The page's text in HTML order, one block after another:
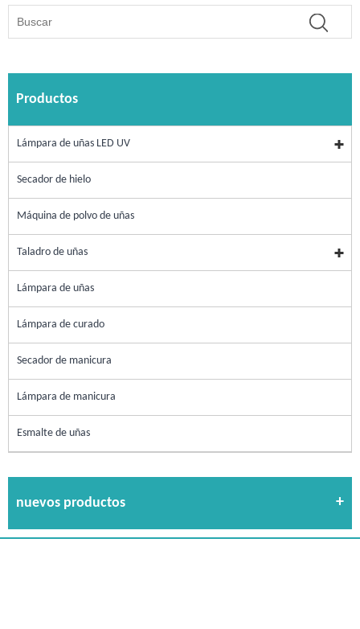
Productos
Lámpara de uñas LED UV
Secador de hielo
Máquina de polvo de uñas
Taladro de uñas
Lámpara de uñas
Lámpara de curado
Secador de manicura
Lámpara de manicura
Esmalte de uñas
nuevos productos